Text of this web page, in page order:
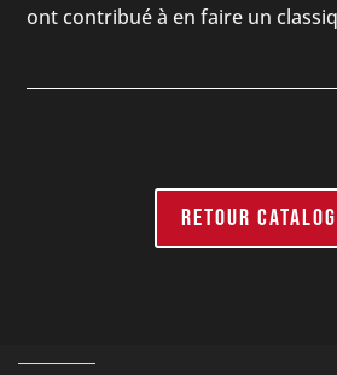
ont contribué à en faire un
RETOUR